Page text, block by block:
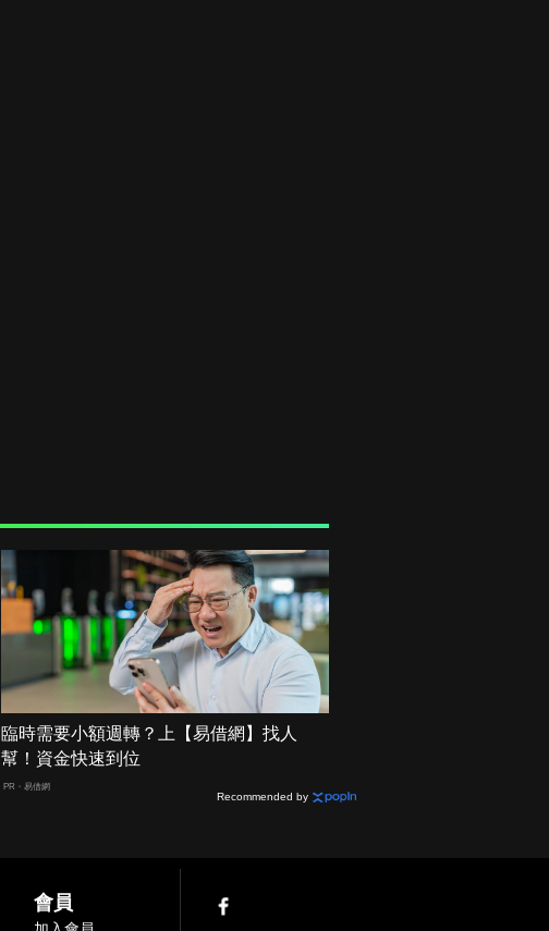
臨時需要小額週轉？上【易借網】找人
幫！資金快速到位
PR・易借網
Recommended by
會員